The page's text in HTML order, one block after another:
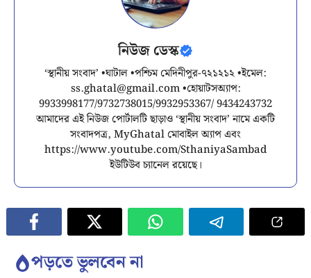
নিউজ ডেস্ক
‘স্থানীয় সংবাদ’ •ঘাটাল •পশ্চিম মেদিনীপুর-৭২১২১২ •ইমেল:
ss.ghatal@gmail.com•হোয়াটসঅ্যাপ:
9933998177/9732738015/9932953367/ 9434243732
আমাদের এই নিউজ পোর্টালটি ছাড়াও ‘স্থানীয় সংবাদ’ নামে একটি
সংবাদপত্র, MyGhatal মোবাইল অ্যাপ এবং
https://www.youtube.com/SthaniyaSambad
ইউটিউব চ্যানেল রয়েছে।
পড়তে ভুলবেন না